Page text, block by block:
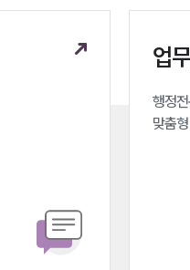
업
행정
맞춤